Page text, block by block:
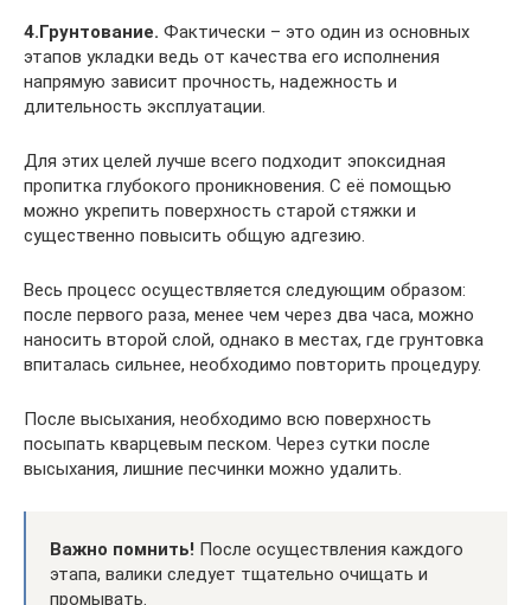
4.Грунтование. Фактически – это один из основных
этапов укладки ведь от качества его исполнения
напрямую зависит прочность, надежность и
длительность эксплуатации.
Для этих целей лучше всего подходит эпоксидная
пропитка глубокого проникновения. С её помощью
можно укрепить поверхность старой стяжки и
существенно повысить общую адгезию.
Весь процесс осуществляется следующим образом:
после первого раза, менее чем через два часа, можно
наносить второй слой, однако в местах, где грунтовка
впиталась сильнее, необходимо повторить процедуру.
После высыхания, необходимо всю поверхность
посыпать кварцевым песком. Через сутки после
высыхания, лишние песчинки можно удалить.
Важно помнить! После осуществления каждого
этапа, валики следует тщательно очищать и
промывать.